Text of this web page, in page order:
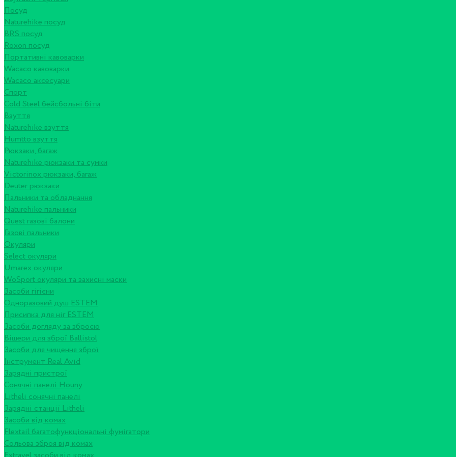
Посуд
Naturehike посуд
BRS посуд
Roxon посуд
Портативні кавоварки
Wacaco кавоварки
Wacaco аксесуари
Спорт
Cold Steel бейсбольні біти
Взуття
Naturehike взуття
Humtto взуття
Рюкзаки, багаж
Naturehike рюкзаки та сумки
Victorinox рюкзаки, багаж
Deuter рюкзаки
Пальники та обладнання
Naturehike пальники
Quest газові балони
Газові пальники
Окуляри
Select окуляри
Umarex окуляри
WoSport окуляри та захисні маски
Засоби гігієни
Одноразовий душ ESTEM
Присипка для ніг ESTEM
Засоби догляду за зброєю
Вішери для зброї Ballistol
Засоби для чищення зброї
Інструмент Real Avid
Зарядні пристрої
Сонячні панелі Houny
Litheli сонячні панелі
Зарядні станції Litheli
Засоби від комах
Flextail багатофункціональні фумігатори
Сольова зброя від комах